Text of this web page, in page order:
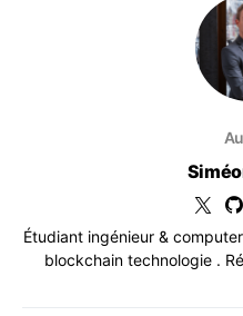
Étudiant ingénieur &
blockchain technologie .